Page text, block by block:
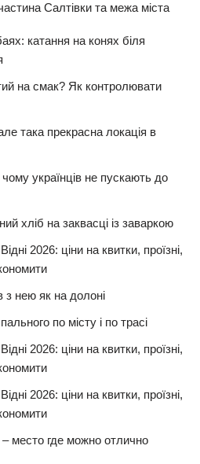
Салтівки та межа міста
катання на конях біля
на смак? Як контролювати
така прекрасна локація в
українців не пускають до
хліб на заквасці із заваркою
2026: ціни на квитки, проїзні,
з нею як на долоні
по місту і по трасі
2026: ціни на квитки, проїзні,
2026: ціни на квитки, проїзні,
место где можно отлично